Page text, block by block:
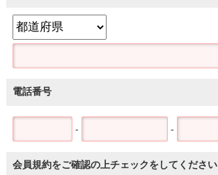
電話番号
- -
会員規約をご確認の上チェックをしてください